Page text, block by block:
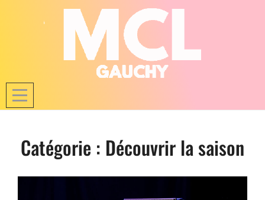
Catégorie : Découvrir la saison